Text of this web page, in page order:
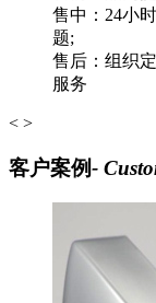
售中：24小
题;
售后：组织
服务
< >
客户案例-